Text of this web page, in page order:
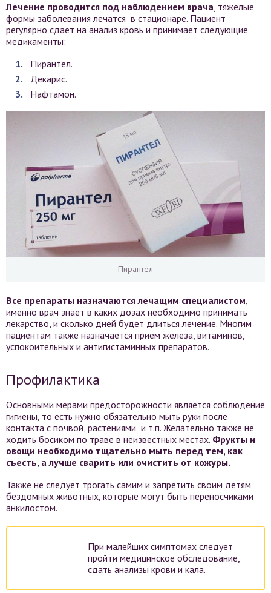
Лечение проводится под наблюдением врача, тяжелые
формы заболевания лечатся в стационаре. Пациент
регулярно сдает на анализ кровь и принимает следующие
медикаменты:
Пирантел.
Декарис.
Нафтамон.
Пирантел
Все препараты назначаются лечащим специалистом
именно врач знает в каких дозах необходимо принимать
лекарство, и сколько дней будет длиться лечение. Многим
пациентам также назначается прием железа, витаминов,
успокоительных и антигистаминных препаратов.
Профилактика
Основными мерами предосторожности является соблюдение
гигиены, то есть нужно обязательно мыть руки после
контакта с почвой, растениями и т.п. Желательно также не
ходить босиком по траве в неизвестных местах. Фрукты и
овощи необходимо тщательно мыть перед тем, как
съесть, а лучше сварить или очистить от кожуры.
Также не следует трогать самим и запретить своим детям
бездомных животных, которые могут быть переносчиками
анкилостом.
При малейших симптомах следует
пройти медицинское обследование,
сдать анализы крови и кала.